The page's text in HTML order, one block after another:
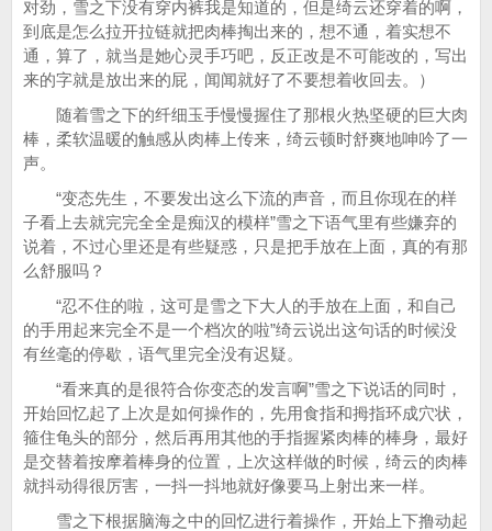
对劲，雪之下没有穿内裤我是知道的，但是绮云还穿着的啊，
到底是怎么拉开拉链就把肉棒掏出来的，想不通，着实想不
通，算了，就当是她心灵手巧吧，反正改是不可能改的，写出
来的字就是放出来的屁，闻闻就好了不要想着收回去。）
随着雪之下的纤细玉手慢慢握住了那根火热坚硬的巨大肉
棒，柔软温暖的触感从肉棒上传来，绮云顿时舒爽地呻吟了一
声。
“变态先生，不要发出这么下流的声音，而且你现在的样
子看上去就完完全全是痴汉的模样”雪之下语气里有些嫌弃的
说着，不过心里还是有些疑惑，只是把手放在上面，真的有那
么舒服吗？
“忍不住的啦，这可是雪之下大人的手放在上面，和自己
的手用起来完全不是一个档次的啦”绮云说出这句话的时候没
有丝毫的停歇，语气里完全没有迟疑。
“看来真的是很符合你变态的发言啊”雪之下说话的同时，
开始回忆起了上次是如何操作的，先用食指和拇指环成穴状，
箍住龟头的部分，然后再用其他的手指握紧肉棒的棒身，最好
是交替着按摩着棒身的位置，上次这样做的时候，绮云的肉棒
就抖动得很厉害，一抖一抖地就好像要马上射出来一样。
雪之下根据脑海之中的回忆进行着操作，开始上下撸动起